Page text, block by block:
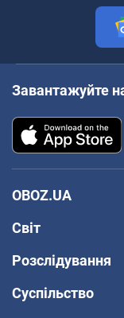
Завантажуйте
OBOZ.UA
Світ
Розслідування
Суспільство